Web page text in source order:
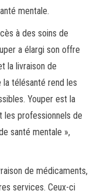
mentale.
à des soins de
a élargi son offre
la livraison de
la télésanté rend les
Youper est la
les professionnels de
santé mentale »,
de médicaments,
services. Ceux-ci